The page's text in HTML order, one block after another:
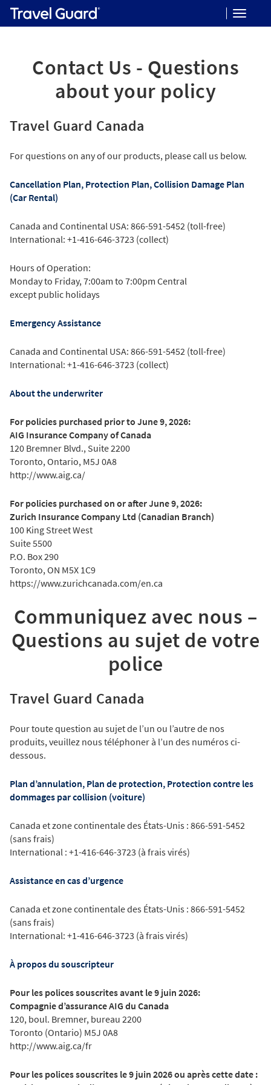
Contact Us - Questions
about your policy
Travel Guard Canada
For questions on any of our products, please call us below.
Cancellation Plan, Protection Plan, Collision Damage Plan
(Car Rental)
Canada and Continental USA: 866-591-5452 (toll-free)
International: +1-416-646-3723 (collect)
Hours of Operation:
Monday to Friday, 7:00am to 7:00pm Central
except public holidays
Emergency Assistance
Canada and Continental USA: 866-591-5452 (toll-free)
International: +1-416-646-3723 (collect)
About the underwriter
For policies purchased prior to June 9, 2026:
AIG Insurance Company of Canada
120 Bremner Blvd., Suite 2200
Toronto, Ontario, M5J 0A8
http://www.aig.ca/
For policies purchased on or after June 9, 2026:
Zurich Insurance Company Ltd (Canadian Branch)
100 King Street West
Suite 5500
P.O. Box 290
Toronto, ON M5X 1C9
https://www.zurichcanada.com/en.ca
Communiquez avec nous –
Questions au sujet de votre
police
Travel Guard Canada
Pour toute question au sujet de l’un ou l’autre de nos
produits, veuillez nous téléphoner à l’un des numéros ci-
dessous.
Plan d’annulation, Plan de protection, Protection contre les
dommages par collision (voiture)
Canada et zone continentale des États-Unis : 866-591-5452
(sans frais)
International : +1-416-646-3723 (à frais virés)
Assistance en cas d’urgence
Canada et zone continentale des États-Unis : 866-591-5452
(sans frais)
International: +1-416-646-3723 (à frais virés)
À propos du souscripteur
Pour les polices souscrites avant le 9 juin 2026:
Compagnie d’assurance AIG du Canada
120, boul. Bremner, bureau 2200
Toronto (Ontario) M5J 0A8
http://www.aig.ca/fr
Pour les polices souscrites le 9 juin 2026 ou après cette date :